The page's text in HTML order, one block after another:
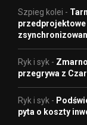
Szpieg kolei -
przedprojektowe
Ryk i syk -
przegrywa z
Ryk i syk -
pyta o koszty